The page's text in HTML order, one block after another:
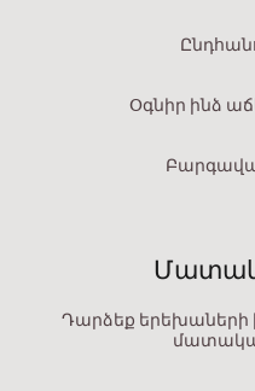
Օգնիր ինձ
Դարձեք երեխաների